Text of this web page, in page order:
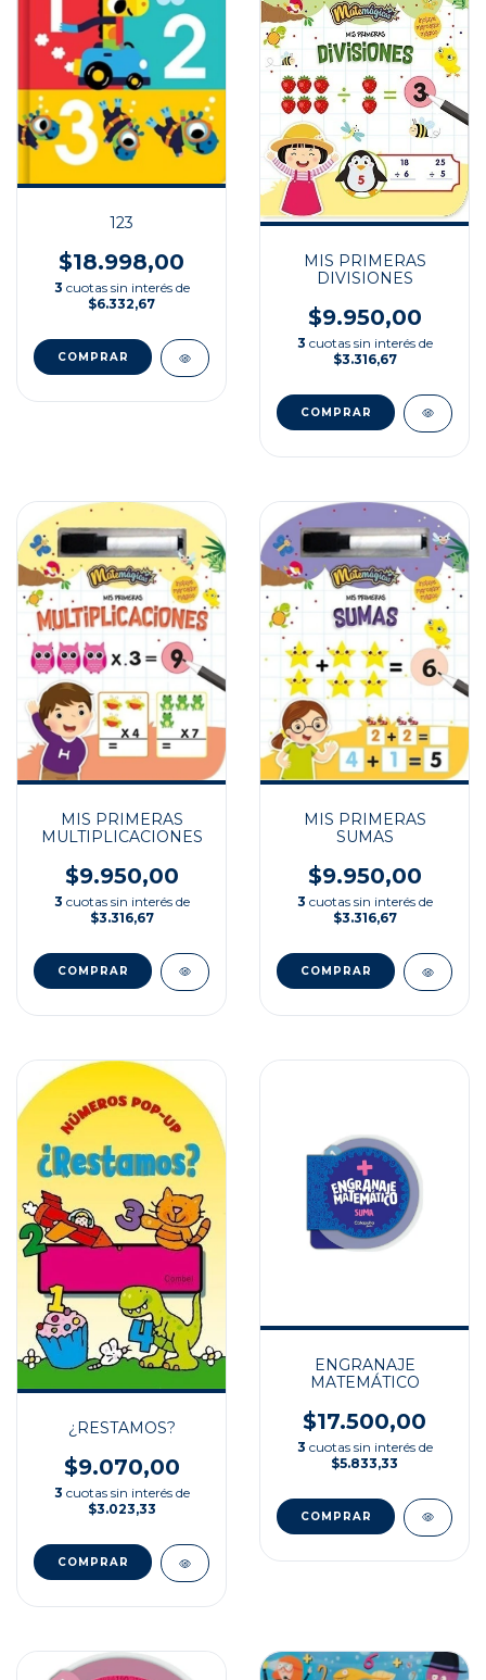
123
$18.998,00
3 cuotas sin interés de
$6.332,67
MIS PRIMERAS
DIVISIONES
$9.950,00
3 cuotas sin interés de
$3.316,67
MIS PRIMERAS
MULTIPLICACIONES
$9.950,00
3 cuotas sin interés de
$3.316,67
MIS PRIMERAS
SUMAS
$9.950,00
3 cuotas sin interés de
$3.316,67
¿RESTAMOS?
$9.070,00
3 cuotas sin interés de
$3.023,33
ENGRANAJE
MATEMÁTICO
$17.500,00
3 cuotas sin interés de
$5.833,33